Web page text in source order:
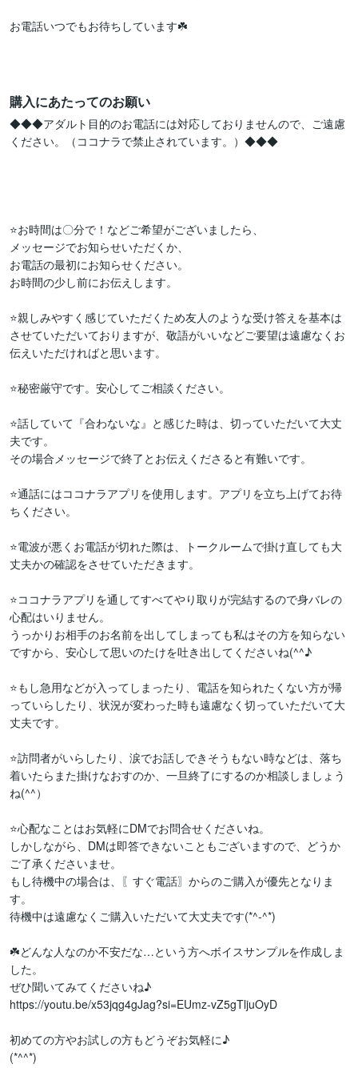
お電話いつでもお待ちしています☘️
購入にあたってのお願い
◆◆◆アダルト目的のお電話には対応しておりませんので、ご遠慮
ください。（ココナラで禁止されています。）◆◆◆
⭐️お時間は〇分で！などご希望がございましたら、
メッセージでお知らせいただくか、
お電話の最初にお知らせください。
お時間の少し前にお伝えします。
⭐親しみやすく感じていただくため友人のような受け答えを基本は
させていただいておりますが、敬語がいいなどご要望は遠慮なくお
伝えいただければと思います。
⭐️秘密厳守です。安心してご相談ください。
⭐️話していて『合わないな』と感じた時は、切っていただいて大丈
夫です。
その場合メッセージで終了とお伝えくださると有難いです。
⭐️通話にはココナラアプリを使用します。アプリを立ち上げてお待
ちください。
⭐️電波が悪くお電話が切れた際は、トークルームで掛け直しても大
丈夫かの確認をさせていただきます。
⭐️ココナラアプリを通してすべてやり取りが完結するので身バレの
心配はいりません。
うっかりお相手のお名前を出してしまっても私はその方を知らない
ですから、安心して思いのたけを吐き出してくださいね(^^♪
⭐️もし急用などが入ってしまったり、電話を知られたくない方が帰
っていらしたり、状況が変わった時も遠慮なく切っていただいて大
丈夫です。
⭐️訪問者がいらしたり、涙でお話しできそうもない時などは、落ち
着いたらまた掛けなおすのか、一旦終了にするのか相談しましょう
ね(^^）
⭐️心配なことはお気軽にDMでお問合せくださいね。
しかしながら、DMは即答できないこともございますので、どうか
ご了承くださいませ。
もし待機中の場合は、〖すぐ電話〗からのご購入が優先となりま
す。
待機中は遠慮なくご購入いただいて大丈夫です(*^-^*)
☘️どんな人なのか不安だな…という方へボイスサンプルを作成しま
した。
ぜひ聞いてみてくださいね♪
https://youtu.be/x53jqg4gJag?si=EUmz-vZ5gTljuOyD
初めての方やお試しの方もどうぞお気軽に♪
(*^^*)